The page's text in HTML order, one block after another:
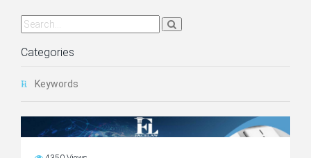
Categories
Keywords